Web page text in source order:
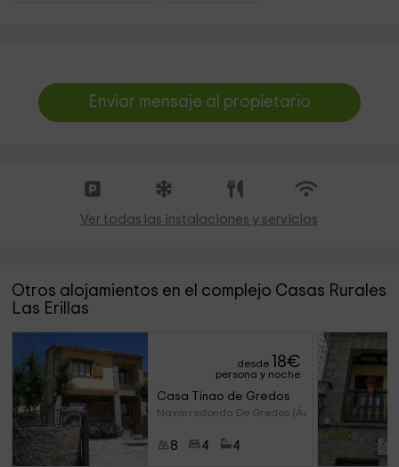
Enviar mensaje al propietario
Ver todas las instalaciones y servicios
Otros alojamientos en el complejo Casas Rurales
Las Erillas
desde 18€
persona y noche
Casa Tinao de Gredos
Navarredonda De Gredos (Ávila
8 4 4